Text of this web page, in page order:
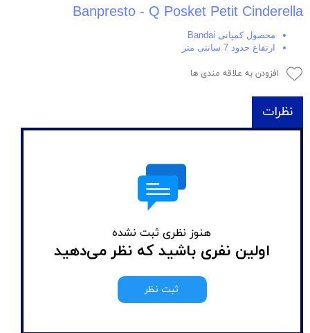
Banpresto - Q Posket Petit Cinderella
محصول کمپانی Bandai
ارتفاع حدود 7 سانتی متر
افزودن به علاقه مندی ها
نظرات
هنوز نظری ثبت نشده
اولین نفری باشید که نظر می‌دهید
ثبت نظر